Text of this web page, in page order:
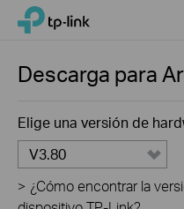
Click
navigation
TP-Link, Reliably Smart
Descarga para
Elige una versión de
V3.80
> ¿Cómo encontrar la